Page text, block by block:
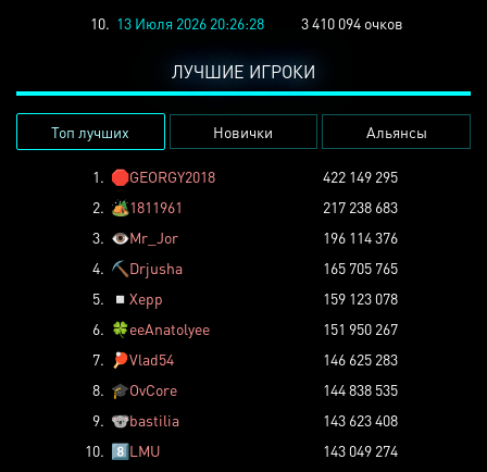
10. 13 Июля 2026 20:26:28 3 410 094 очков
ЛУЧШИЕ ИГРОКИ
Топ лучших Новички Альянсы
1. 🛑GEORGY2018
422 149 295
2. 🏕️1811961
217 238 683
3. 👁️Mr_Jor
196 114 376
4. ⛏️ Drjusha
165 705 765
5.
◽ Xepp
159 123 078
6. 🍀eeAnatolyee
151 950 267
7.
🏓Vlad54
146 625 283
8. 🎓OvCore
144 838 535
9. 🐨bastilia
143 623 408
10. 8️⃣LMU 143 049 274